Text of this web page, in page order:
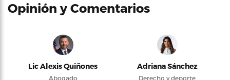
Opinión y Comentarios
Lic Alexis Quiñones
Abogado
Adriana Sánchez
Derecho y deporte